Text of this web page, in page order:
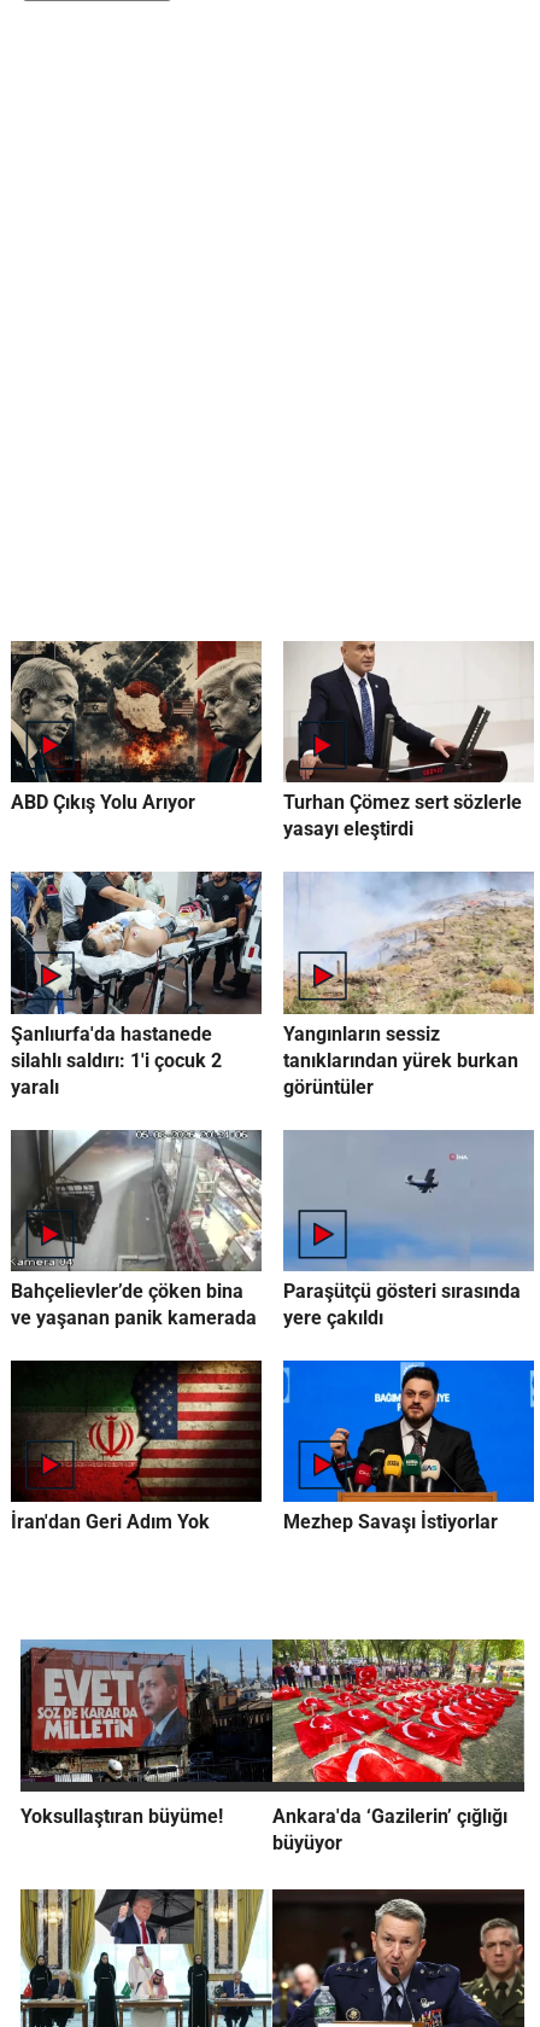
ABD Çıkış Yolu Arıyor
Turhan Çömez sert sözlerle
yasayı eleştirdi
Şanlıurfa'da hastanede
silahlı saldırı: 1'i çocuk 2
yaralı
Yangınların sessiz
tanıklarından yürek burkan
görüntüler
Bahçelievler’de çöken bina
ve yaşanan panik kamerada
Paraşütçü gösteri sırasında
yere çakıldı
İran'dan Geri Adım Yok Mezhep Savaşı İstiyorlar
Yoksullaştıran büyüme!
Ankara'da ‘Gazilerin’ çığlığı
büyüyor